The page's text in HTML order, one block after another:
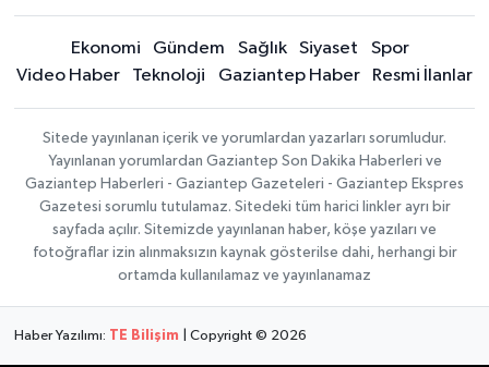
Ekonomi Gündem Sağlık Siyaset
Spor
Video Haber
Teknoloji Gaziantep Haber Resmi İlanlar
Sitede yayınlanan içerik ve yorumlardan yazarları sorumludur.
Yayınlanan yorumlardan Gaziantep Son Dakika Haberleri ve
Gaziantep Haberleri - Gaziantep Gazeteleri - Gaziantep Ekspres
Gazetesi sorumlu tutulamaz. Sitedeki tüm harici linkler ayrı bir
sayfada açılır. Sitemizde yayınlanan haber, köşe yazıları ve
fotoğraflar izin alınmaksızın kaynak gösterilse dahi, herhangi bir
ortamda kullanılamaz ve yayınlanamaz
Haber Yazılımı: TE Bilişim | Copyright © 2026